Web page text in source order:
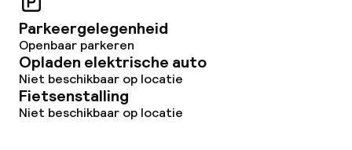
Parkeergelegenheid
Openbaar parkeren
Opladen elektrische auto
Niet beschikbaar op locatie
Fietsenstalling
Niet beschikbaar op locatie